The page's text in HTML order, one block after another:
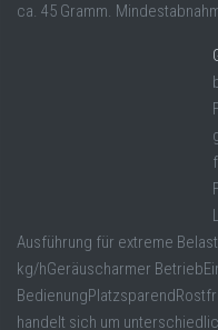
ca. 45 Gramm.
Ausführung für extreme
kg/hGeräuscharmer
handelt sich um